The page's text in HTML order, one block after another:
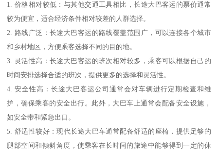
1. 价格相对较低：与其他交通工具相比，长途大巴客运的票价通常
较为便宜，适合经济条件相对较差的人群选择。
2. 路线广泛：长途大巴客运的路线覆盖范围广，可以连接各个城市
和乡村地区，方便乘客选择不同的目的地。
3. 灵活性高：长途大巴客运的班次相对较多，乘客可以根据自己的
时间安排选择合适的班次，提供更多的选择和灵活性。
4. 安全性高：长途大巴客运公司通常会对车辆进行定期检查和维
护，确保乘客的安全出行。此外，大巴车上通常会配备安全设施，
如安全带和紧急出口。
5. 舒适性较好：现代长途大巴车通常配备舒适的座椅，提供足够的
腿部空间和倾斜角度，使乘客在长时间的旅途中能够得到一定的休